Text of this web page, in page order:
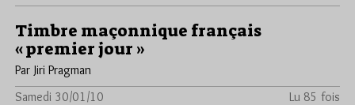
Timbre maçonnique français
« premier jour »
Par Jiri Pragman
Samedi 30/01/10
Lu 85 fois